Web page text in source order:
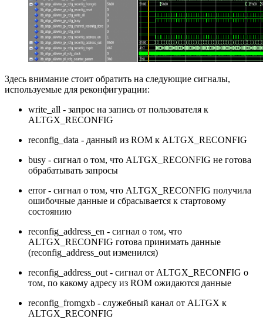
Здесь внимание стоит обратить на следующие сигналы,
используемые для реконфигурации:
write_all - запрос на запись от пользователя к
ALTGX_RECONFIG
reconfig_data - данный из ROM к ALTGX_RECONFIG
busy - сигнал о том, что ALTGX_RECONFIG не готова
обрабатывать запросы
error - сигнал о том, что ALTGX_RECONFIG получила
ошибочные данные и сбрасывается к стартовому
состоянию
reconfig_address_en - сигнал о том, что
ALTGX_RECONFIG готова принимать данные
(reconfig_address_out изменился)
reconfig_address_out - сигнал от ALTGX_RECONFIG о
том, по какому адресу из ROM ожидаются данные
reconfig_fromgxb - служебный канал от ALTGX к
ALTGX_RECONFIG